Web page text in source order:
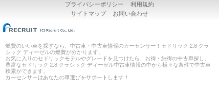
プライバシーポリシー
利用規約
サイトマップ
お問い合わせ
燃費のいい車を探すなら、中古車・中古車情報のカーセンサー！セドリック 2.8 クラ
シック ディーゼルの燃費が分かります。
お気に入りのセドリックモデルやグレードを見つけたら、お得・納得の中古車探し。
豊富なセドリック 2.8 クラシック ディーゼル中古車情報の中から様々な条件で中古車
検索ができます。
カーセンサーはあなたの車選びをサポートします！